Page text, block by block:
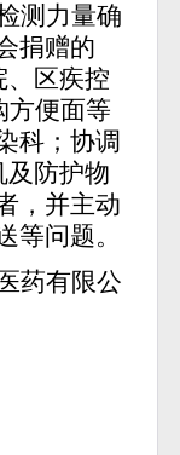
测力量确
捐赠的
、区疾控
方便面等
科；协调
及防护物
，并主动
等问题。
药有限公